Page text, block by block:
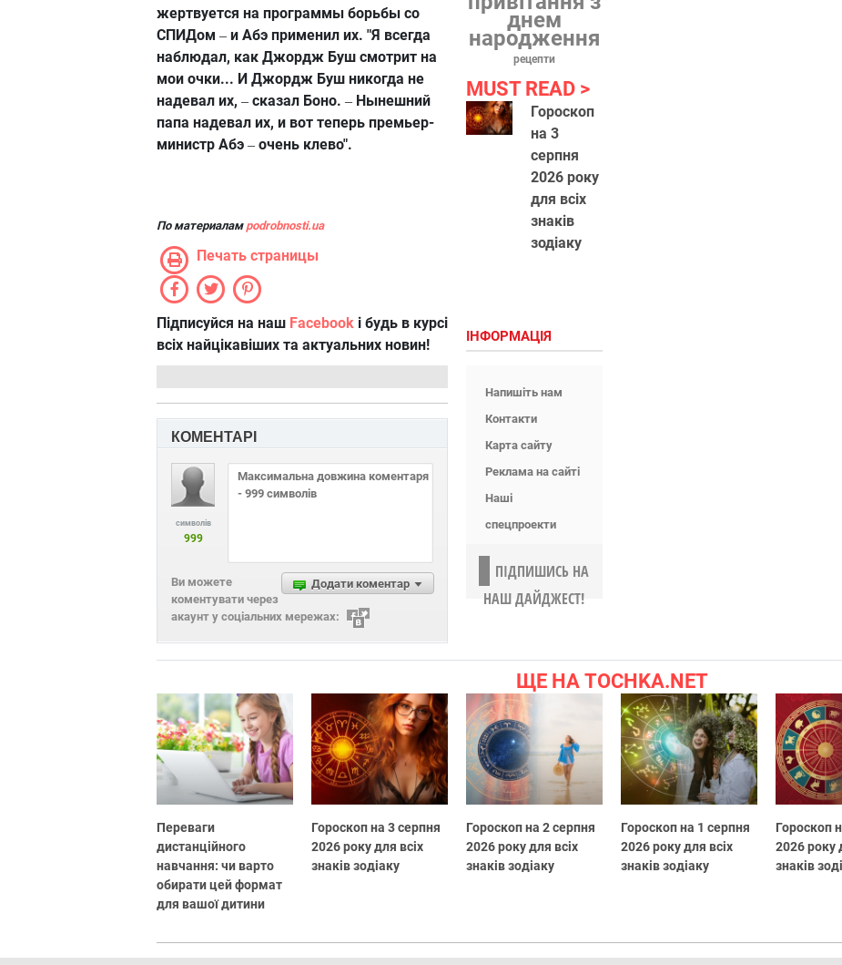
жертвуется на программы борьбы со
СПИДом – и Абэ применил их. "Я всегда
наблюдал, как Джордж Буш смотрит на
мои очки... И Джордж Буш никогда не
надевал их, – сказал Боно. – Нынешний
папа надевал их, и вот теперь премьер-
министр Абэ – очень клево".
По материалам podrobnosti.ua
Печать страницы
Підписуйся на наш Facebook і будь в курсі
всіх найцікавіших та актуальних новин!
КОМЕНТАРІ
символів
999
Додати коментар
Ви можете
коментувати через
акаунт у соціальних мережах:
днем
народження
рецепти
MUST READ
Гороскоп
на 3
серпня
2026 року
для всіх
знаків
зодіаку
ІНФОРМАЦІЯ
Напишіть нам
Контакти
Карта сайту
Реклама на сайті
Наші
спецпроекти
ПІДПИШИСЬ НА
НАШ ДАЙДЖЕСТ!
ЩЕ НА TOCHKA.NET
Переваги
дистанційного
навчання: чи варто
обирати цей формат
для вашої дитини
Гороскоп на 3 серпня
2026 року для всіх
знаків зодіаку
Гороскоп на 2 серпня
2026 року для всіх
знаків зодіаку
Гороскоп на 1 серпня
2026 року для всіх
знаків зодіаку
Гороскоп
2026 року
знаків